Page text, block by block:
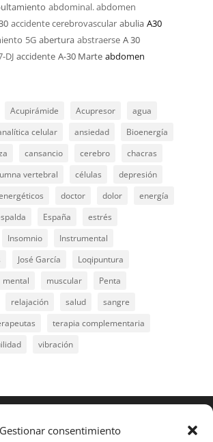
Gestionar consentimiento
abdominal. abdomen
accidente cerebrovascular abulia A30
5G abertura abstraerse A 30
DJ accidente A-30 Marte abdomen
Acupirámide Acupresor
agua
celular ansiedad
Bioenergía
cansancio cerebro
chacras
vertebral células
depresión
doctor dolor
energía
España
estrés
Insomnio
Instrumental
José García
Loqipuntura
mental muscular
Penta
relajación salud
sangre
terapia complementaria
vibración
reservados